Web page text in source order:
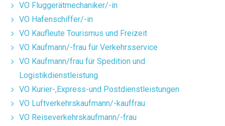
VO Fluggerätmechaniker/-in
VO Hafenschiffer/-in
VO Kaufleute Tourismus und Freizeit
VO Kaufmann/-frau für Verkehrsservice
VO Kaufmann/frau für Spedition und
Logistikdienstleistung
VO Kurier-,Express-und Postdienstleistungen
VO Luftverkehrskaufmann/-kauffrau
VO Reiseverkehrskaufmann/-frau